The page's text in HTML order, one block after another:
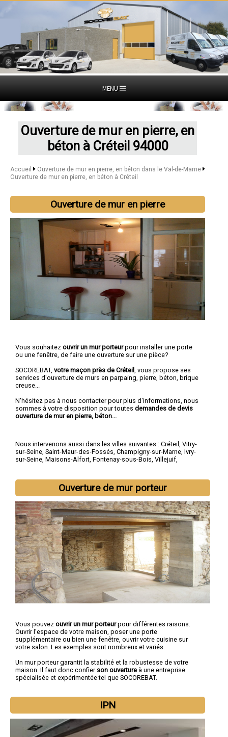
MENU
Ouverture de mur en pierre, en
béton à Créteil 94000
Accueil
Ouverture de mur en pierre, en béton dans le Val-de-Marne
Ouverture de mur en pierre, en béton à Créteil
Ouverture de mur en pierre
Vous souhaitez ouvrir un mur porteurpour installer une porte
ou une fenêtre, de faire une ouverture sur une pièce?
SOCOREBAT, votre maçon près de Créteil , vous propose ses
services d'ouverture de murs en parpaing, pierre, béton, brique
creuse...
N'hésitez pas à nous contacter pour plus d'informations, nous
sommes à votre disposition pour toutes demandes de devis
ouverture de mur en pierre, béton...
Nous intervenons aussi dans les villes suivantes : Créteil , Vitry-
sur-Seine, Saint-Maur-des-Fossés, Champigny-sur-Marne, Ivry-
sur-Seine, Maisons-Alfort, Fontenay-sous-Bois, Villejuif,
Ouverture de mur porteur
Vous pouvez ouvrir un mur porteurpour différentes raisons.
Ouvrir l’espace de votre maison, poser une porte
supplémentaire ou bien une fenêtre, ouvrir votre cuisine sur
votre salon. Les exemples sont nombreux et variés.
Un mur porteur garantit la stabilité et la robustesse de votre
maison. Il faut donc confier son ouverture à une entreprise
spécialisée et expérimentée tel que SOCOREBAT.
IPN